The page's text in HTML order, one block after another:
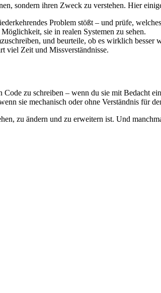
sondern ihren Zweck zu verstehen. Hier
Problem stößt – und prüfe,
sie in realen Systemen zu sehen.
und beurteile, ob es wirklich besser
viel Zeit und Missverständnisse.
zu schreiben – wenn du sie mit Bedacht
sie mechanisch oder ohne Verständnis für
zu ändern und zu erweitern ist. Und